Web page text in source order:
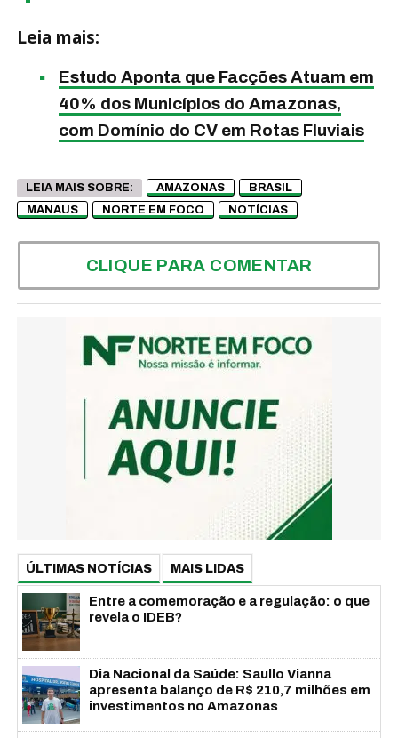
Leia mais:
Estudo Aponta que Facções Atuam em
40% dos Municípios do Amazonas,
com Domínio do CV em Rotas Fluviais
LEIA MAIS SOBRE: AMAZONAS
BRASIL
MANAUS
NORTE EM FOCO NOTÍCIAS
CLIQUE PARA COMENTAR
ÚLTIMAS NOTÍCIAS MAIS LIDAS
Entre a comemoração e a regulação: o que
revela o IDEB?
Dia Nacional da Saúde: Saullo Vianna
apresenta balanço de R$ 210,7 milhões em
investimentos no Amazonas